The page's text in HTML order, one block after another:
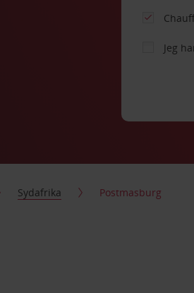
Jeg
Sydafrika Postmasburg